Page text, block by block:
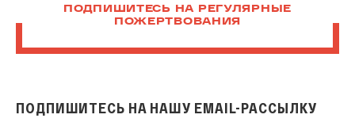
ПОДПИШИТЕСЬ НА РЕГУЛЯРНЫЕ
ПОЖЕРТВОВАНИЯ
ПОДПИШИТЕСЬ НА НАШУ EMAIL-РАССЫЛКУ